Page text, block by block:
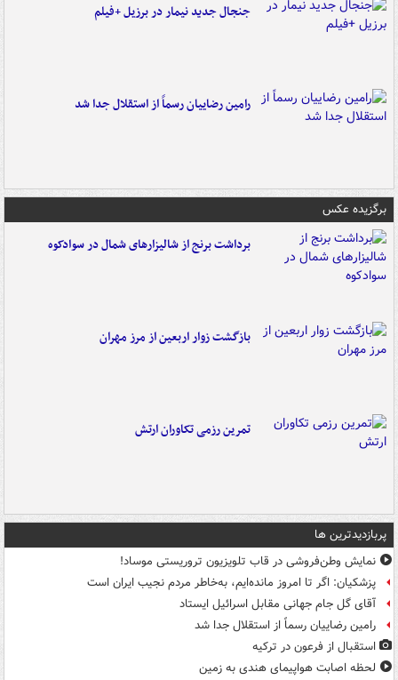
جنجال جدید نیمار در برزیل +فیلم
رامین رضاییان رسماً از استقلال جدا شد
برگزیده عکس
برداشت برنج از شالیزارهای شمال در سوادکوه
بازگشت زوار اربعین از مرز مهران
تمرین رزمی تکاوران ارتش
پربازدیدترین ها
نمایش وطن‌فروشی در قاب تلویزیون تروریستی موساد!
پزشکیان: اگر تا امروز مانده‌ایم، به‌خاطر مردم نجیب ایران است
آقای گل جام جهانی مقابل اسرائیل ایستاد
رامین رضاییان رسماً از استقلال جدا شد
استقبال از فرعون در ترکیه
لحظه اصابت هواپیمای هندی به زمین